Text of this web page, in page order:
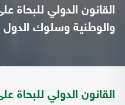
القانون الدولي للبحاة
والوطنية وسلوك الدول
القانون الدولي للبحاة